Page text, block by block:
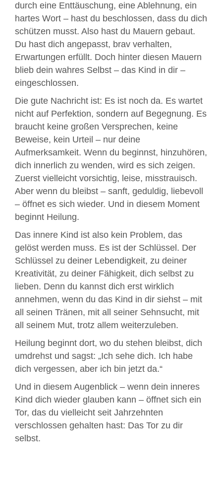
durch eine Enttäuschung, eine Ablehnung, ein
hartes Wort – hast du beschlossen, dass du dich
schützen musst. Also hast du Mauern gebaut.
Du hast dich angepasst, brav verhalten,
Erwartungen erfüllt. Doch hinter diesen Mauern
blieb dein wahres Selbst – das Kind in dir –
eingeschlossen.
Die gute Nachricht ist: Es ist noch da. Es wartet
nicht auf Perfektion, sondern auf Begegnung. Es
braucht keine großen Versprechen, keine
Beweise, kein Urteil – nur deine
Aufmerksamkeit. Wenn du beginnst, hinzuhören,
dich innerlich zu wenden, wird es sich zeigen.
Zuerst vielleicht vorsichtig, leise, misstrauisch.
Aber wenn du bleibst – sanft, geduldig, liebevoll
– öffnet es sich wieder. Und in diesem Moment
beginnt Heilung.
Das innere Kind ist also kein Problem, das
gelöst werden muss. Es ist der Schlüssel. Der
Schlüssel zu deiner Lebendigkeit, zu deiner
Kreativität, zu deiner Fähigkeit, dich selbst zu
lieben. Denn du kannst dich erst wirklich
annehmen, wenn du das Kind in dir siehst – mit
all seinen Tränen, mit all seiner Sehnsucht, mit
all seinem Mut, trotz allem weiterzuleben.
Heilung beginnt dort, wo du stehen bleibst, dich
umdrehst und sagst: „Ich sehe dich. Ich habe
dich vergessen, aber ich bin jetzt da.“
Und in diesem Augenblick – wenn dein inneres
Kind dich wieder glauben kann – öffnet sich ein
Tor, das du vielleicht seit Jahrzehnten
verschlossen gehalten hast: Das Tor zu dir
selbst.